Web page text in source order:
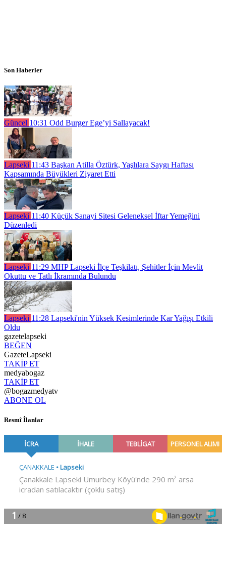
Son Haberler
Güncel 10:31 Odd Burger Ege’yi Sallayacak!
Lapseki 11:43 Başkan Atilla Öztürk, Yaşlılara Saygı Haftası
Kapsamında Büyükleri Ziyaret Etti
Lapseki 11:40 Küçük Sanayi Sitesi Geleneksel İftar Yemeğini
Düzenledi
Lapseki 11:29 MHP Lapseki İlçe Teşkilatı, Şehitler İçin Mevlit
Okuttu ve Tatlı İkramında Bulundu
Lapseki 11:28 Lapseki'nin Yüksek Kesimlerinde Kar Yağışı Etkili
Oldu
gazetelapseki
BEĞEN
GazeteLapseki
TAKİP ET
medyabogaz
TAKİP ET
@bogazmedyatv
ABONE OL
Resmî İlanlar